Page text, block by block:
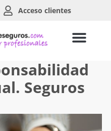
Acceso clientes
Seguros